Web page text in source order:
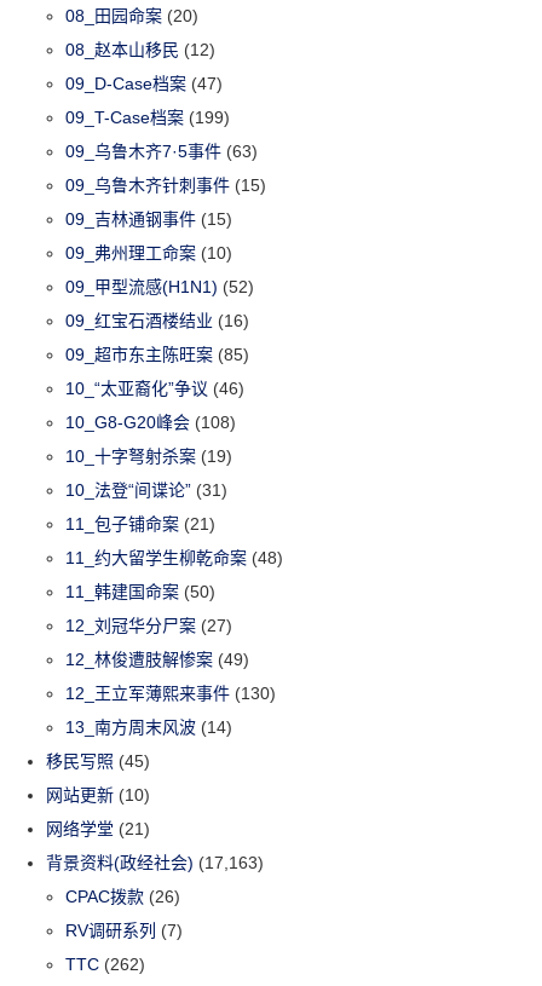
08_田园命案 (20)
08_赵本山移民 (12)
09_D-Case档案 (47)
09_T-Case档案 (199)
09_乌鲁木齐7·5事件 (63)
09_乌鲁木齐针刺事件 (15)
09_吉林通钢事件 (15)
09_弗州理工命案 (10)
09_甲型流感(H1N1) (52)
09_红宝石酒楼结业 (16)
09_超市东主陈旺案 (85)
10_“太亚裔化”争议 (46)
10_G8-G20峰会 (108)
10_十字弩射杀案 (19)
10_法登“间谍论” (31)
11_包子铺命案 (21)
11_约大留学生柳乾命案 (48)
11_韩建国命案 (50)
12_刘冠华分尸案 (27)
12_林俊遭肢解惨案 (49)
12_王立军薄熙来事件 (130)
13_南方周末风波 (14)
移民写照 (45)
网站更新 (10)
网络学堂 (21)
背景资料(政经社会) (17,163)
CPAC拨款 (26)
RV调研系列 (7)
TTC (262)